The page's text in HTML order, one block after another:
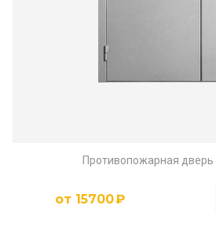
Противопожарная дверь
от 15700₽